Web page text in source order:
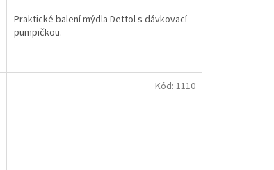
Praktické balení mýdla Dettol s dávkovací
pumpičkou.
Kód: 1110